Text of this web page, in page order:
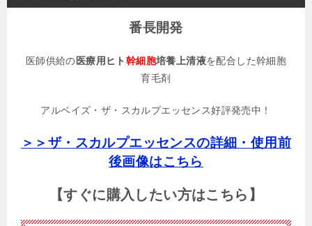
番長開発
医師供給の医療用ヒト 幹細胞培養上清液を配合した幹細胞
育毛剤
アルベイズ・ザ・スカルプエッセンス好評発売中！
＞＞ザ・スカルプエッセンスの詳細・使用前
後画像はこちら
【すぐに購入したい方はこちら】